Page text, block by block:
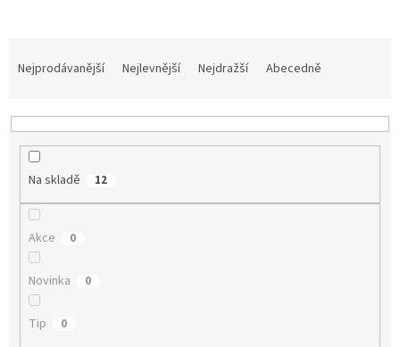
a
n
Nejprodávanější Nejlevnější Nejdražší Abecedně
Na skladě 12
Akce 0
Novinka 0
Tip 0